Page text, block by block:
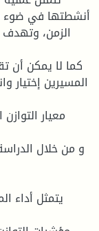
أنشطتها في ضوء
الزمن،
كما لا يمكن أن
المسيرين إختيار
معيار
و من خلال